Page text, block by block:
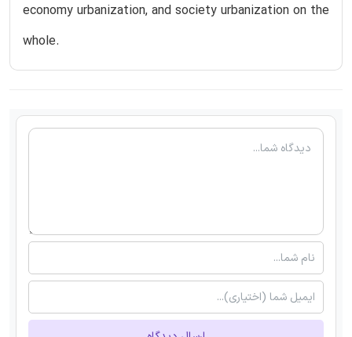
economy urbanization, and society urbanization on the
whole.